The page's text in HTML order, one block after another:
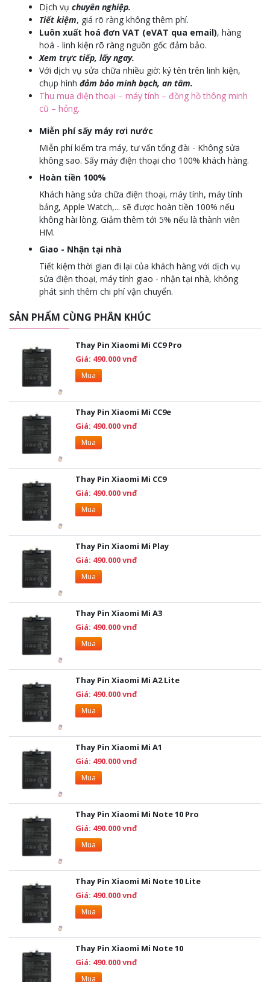
Dịch vụ chuyên nghiệp.
Tiết kiệm, giá rõ ràng không thêm phí.
Luôn xuất hoá đơn VAT (eVAT qua email), hàng
hoá - linh kiện rõ ràng nguồn gốc đảm bảo.
Xem trực tiếp, lấy ngay.
Với dịch vụ sửa chữa nhiều giờ: ký tên trên linh kiện,
chụp hình đảm bảo minh bạch, an tâm.
Thu mua điện thoại – máy tính – đồng hồ thông minh
cũ – hỏng.
Miễn phí sấy máy rơi nước
Miễn phí kiểm tra máy, tư vấn tổng đài - Không sửa
không sao. Sấy máy điện thoại cho 100% khách hàng.
Hoàn tiền 100%
Khách hàng sửa chữa điện thoại, máy tính, máy tính
bảng, Apple Watch,... sẽ được hoàn tiền 100% nếu
không hài lòng. Giảm thêm tới 5% nếu là thành viên
HM.
Giao - Nhận tại nhà
Tiết kiệm thời gian đi lại của khách hàng với dịch vụ
sửa điện thoại, máy tính giao - nhận tại nhà, không
phát sinh thêm chi phí vận chuyển.
SẢN PHẨM CÙNG PHÂN KHÚC
Thay Pin Xiaomi Mi CC9 Pro
Giá: 490.000 vnđ
Mua
Thay Pin Xiaomi Mi CC9e
Giá: 490.000 vnđ
Mua
Thay Pin Xiaomi Mi CC9
Giá: 490.000 vnđ
Mua
Thay Pin Xiaomi Mi Play
Giá: 490.000 vnđ
Mua
Thay Pin Xiaomi Mi A3
Giá: 490.000 vnđ
Mua
Thay Pin Xiaomi Mi A2 Lite
Giá: 490.000 vnđ
Mua
Thay Pin Xiaomi Mi A1
Giá: 490.000 vnđ
Mua
Thay Pin Xiaomi Mi Note 10 Pro
Giá: 490.000 vnđ
Mua
Thay Pin Xiaomi Mi Note 10 Lite
Giá: 490.000 vnđ
Mua
Thay Pin Xiaomi Mi Note 10
Giá: 490.000 vnđ
Mua